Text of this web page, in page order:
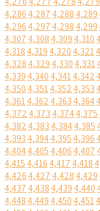
4,2864,2874,2884,289
4,2964,2974,2984,299
4,3074,3084,3094,310
4,3184,3194,3204,321
4,3284,3294,3304,331
4,3394,3404,3414,342
4,3504,3514,3524,353
4,3614,3624,3634,364
4,3724,3734,3744,375
4,3824,3834,3844,385
4,3934,3944,3954,396
4,4044,4054,4064,407
4,4154,4164,4174,418
4,4264,4274,4284,429
4,4374,4384,4394,440
4,4484,4494,4504,451